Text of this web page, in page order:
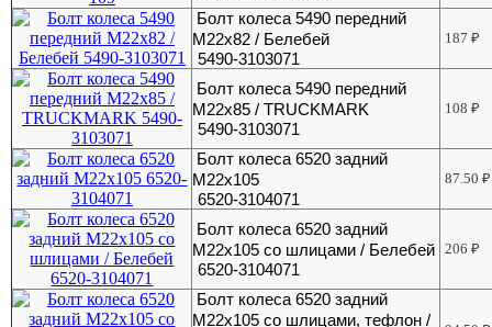
Болт колеса 5490 передний
М22х82 / Белебей
5490-3103071
187₽
Болт колеса 5490 передний
М22х85 / TRUCKMARK
5490-3103071
108₽
Болт колеса 6520 задний
М22х105
6520-3104071
87.50₽
Болт колеса 6520 задний
М22х105 со шлицами / Белебей
6520-3104071
206₽
Болт колеса 6520 задний
М22х105 со шлицами, тефлон /